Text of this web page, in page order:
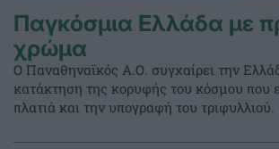
Παγκόσμια Ελλάδα με
χρώμα
Ο Παναθηναϊκός Α.Ο. συγχαίρει την
κατάκτηση της κορυφής του κόσμου που
πλατιά και την υπογραφή του τριφυλλιού.